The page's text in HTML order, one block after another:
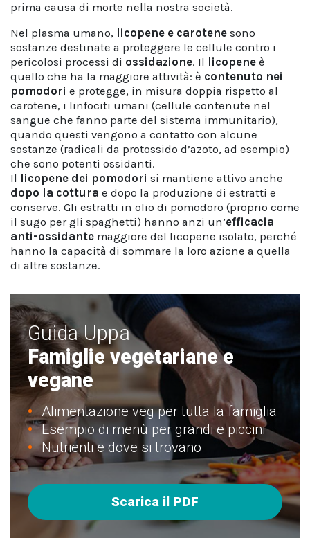
prima causa di morte nella nostra società.
Nel plasma umano, licopene e carotene sono
sostanze destinate a proteggere le cellule contro i
pericolosi processi di ossidazione. Il licopene è
quello che ha la maggiore attività: è contenuto nei
pomodori e protegge, in misura doppia rispetto al
carotene, i linfociti umani (cellule contenute nel
sangue che fanno parte del sistema immunitario),
quando questi vengono a contatto con alcune
sostanze (radicali da protossido d’azoto, ad esempio)
che sono potenti ossidanti.
Il licopene dei pomodori si mantiene attivo anche
dopo la cottura e dopo la produzione di estratti e
conserve. Gli estratti in olio di pomodoro (proprio come
il sugo per gli spaghetti) hanno anzi un’efficacia
anti-ossidante maggiore del licopene isolato, perché
hanno la capacità di sommare la loro azione a quella
di altre sostanze.
Guida Uppa
Famiglie vegetariane e
vegane
Alimentazione veg per tutta la famiglia
Esempio di menù per grandi e piccini
Nutrienti e dove si trovano
Scarica il PDF